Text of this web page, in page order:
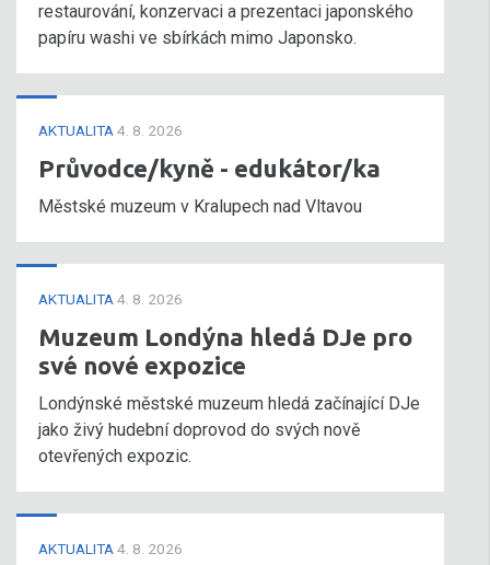
restaurování, konzervaci a prezentaci japonského
papíru washi ve sbírkách mimo Japonsko.
AKTUALITA 4. 8. 2026
Průvodce/kyně - edukátor/ka
Městské muzeum v Kralupech nad Vltavou
AKTUALITA 4. 8. 2026
Muzeum Londýna hledá DJe pro
své nové expozice
Londýnské městské muzeum hledá začínající DJe
jako živý hudební doprovod do svých nově
otevřených expozic.
AKTUALITA 4. 8. 2026